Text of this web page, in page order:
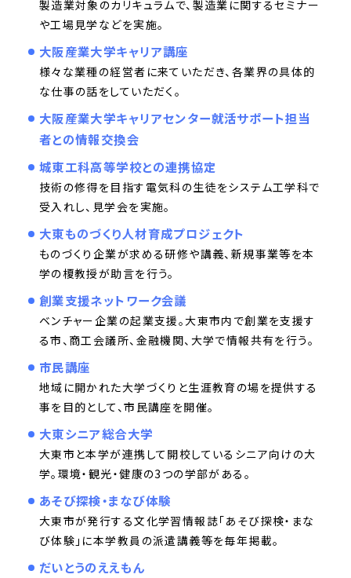
製造業対象のカリキュラムで、製造業に関するセミナー
や工場見学などを実施。
大阪産業大学キャリア講座
様々な業種の経営者に来ていただき、各業界の具体的
な仕事の話をしていただく。
大阪産業大学キャリアセンター就活サポート担当
者との情報交換会
城東工科高等学校との連携協定
技術の修得を目指す電気科の生徒をシステム工学科で
受入れし、見学会を実施。
大東ものづくり人材育成プロジェクト
ものづくり企業が求める研修や講義、新規事業等を本
学の榎教授が助言を行う。
創業支援ネットワーク会議
ベンチャー企業の起業支援。大東市内で創業を支援す
る市、商工会議所、金融機関、大学で情報共有を行う。
市民講座
地域に開かれた大学づくりと生涯教育の場を提供する
事を目的として、市民講座を開催。
大東シニア総合大学
大東市と本学が連携して開校しているシニア向けの大
学。環境・観光・健康の3つの学部がある。
あそび探検・まなび体験
大東市が発行する文化学習情報誌「あそび探検・まな
び体験」に本学教員の派遣講義等を毎年掲載。
だいとうのええもん